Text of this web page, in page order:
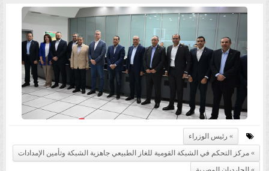
رئيس الوزراء
مركز التحكم في الشبكة القومية للغاز الطبيعي جاهزية الشبكة وتأمين الإمدادات